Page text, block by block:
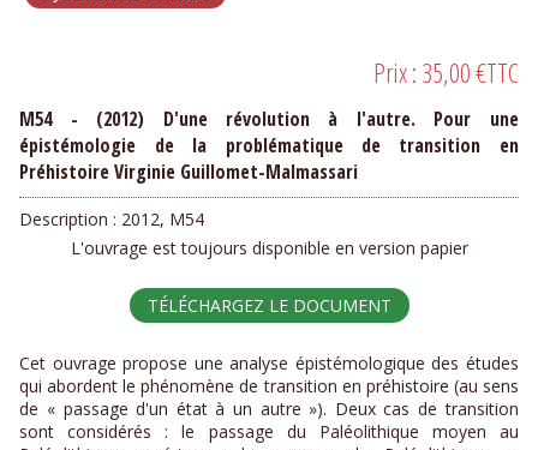
Prix : 35,00 €TTC
M54 - (2012) D'une révolution à l'autre. Pour une
épistémologie de la problématique de transition en
Préhistoire Virginie Guillomet-Malmassari
Description : 2012, M54
L'ouvrage est toujours disponible en version papier
TÉLÉCHARGEZ LE DOCUMENT
Cet ouvrage propose une analyse épistémologique des études
qui abordent le phénomène de transition en préhistoire (au sens
de « passage d'un état à un autre »). Deux cas de transition
sont considérés : le passage du Paléolithique moyen au